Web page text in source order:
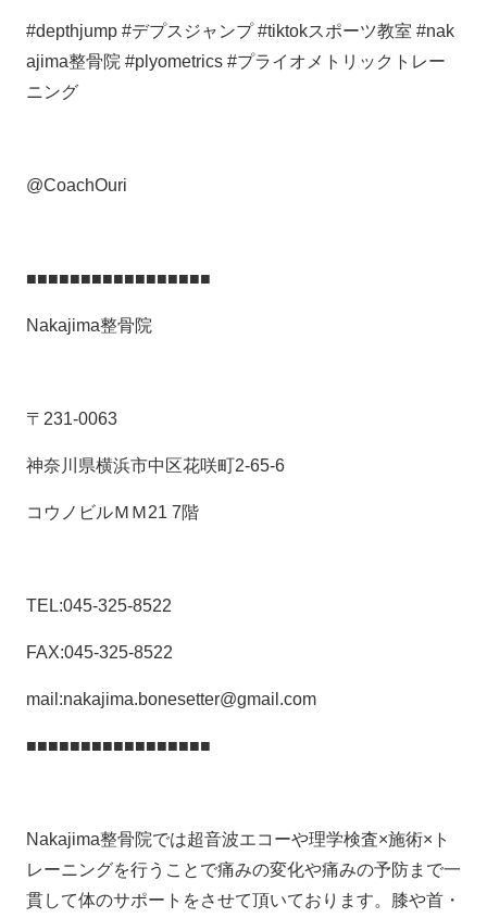
#depthjump #デプスジャンプ #tiktokスポーツ教室 #nak
ajima整骨院 #plyometrics #プライオメトリックトレー
ニング
@CoachOuri
■■■■■■■■■■■■■■■■■
Nakajima整骨院
〒231-0063
神奈川県横浜市中区花咲町2-65-6
コウノビルＭＭ21 7階
TEL:045-325-8522
FAX:045-325-8522
mail:nakajima.bonesetter@gmail.com
■■■■■■■■■■■■■■■■■
Nakajima整骨院では超音波エコーや理学検査×施術×ト
レーニングを行うことで痛みの変化や痛みの予防まで一
貫して体のサポートをさせて頂いております。膝や首・